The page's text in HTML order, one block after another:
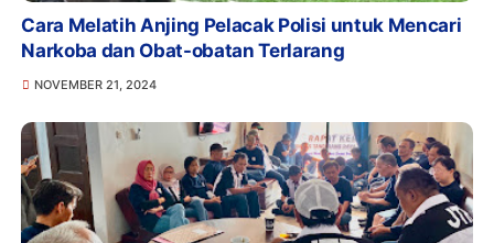
Cara Melatih Anjing Pelacak Polisi untuk Mencari
Narkoba dan Obat-obatan Terlarang
NOVEMBER 21, 2024